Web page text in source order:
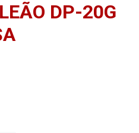
DP-20G